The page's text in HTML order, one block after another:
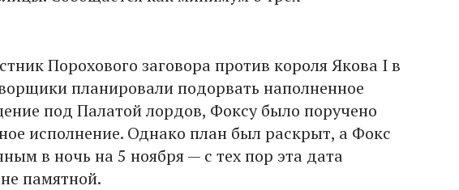
Порохового заговора против короля Якова I в
планировали подорвать наполненное
под Палатой лордов, Фоксу было поручено
исполнение. Однако план был раскрыт, а Фокс
в ночь на 5 ноября — с тех пор эта дата
памятной.